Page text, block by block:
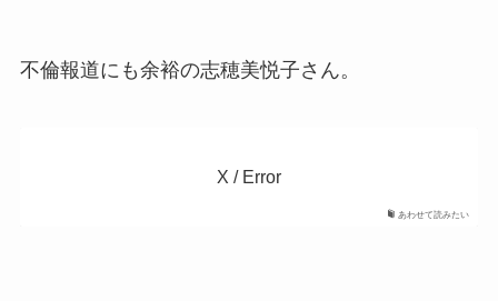
不倫報道にも余裕の志穂美悦子さん。
あわせて読みたい
X / Error